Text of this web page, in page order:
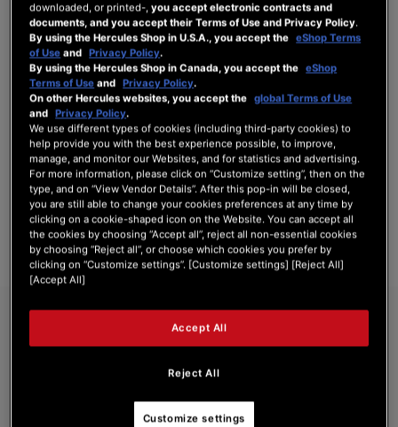
INICIAR SESIÓN
¿Olvidó su contraseña?
NUEVOS CLIENTES
Crear una cuenta tiene muchos beneficios: Pago más rápido, guardar más de una
dirección, seguimiento de pedidos y mucho más.
CREAR UNA CUENTA
downloaded, or printed-,you accept electronic contracts and
documents, and you accept their Terms of Use and Privacy Policy.
By using the Hercules Shop in U.S.A., you accept the eShop Terms
of Use and Privacy Policy.
By using the Hercules Shop in Canada, you accept the eShop
Terms of Use and Privacy Policy.
On other Hercules websites, you accept the global Terms of Use
and Privacy Policy.
We use different types of cookies (including third-party cookies) to
help provide you with the best experience possible, to improve,
manage, and monitor our Websites, and for statistics and advertising.
For more information, please click on “Customize setting”, then on the
type, and on “View Vendor Details”. After this pop-in will be closed,
you are still able to change your cookies preferences at any time by
clicking on a cookie-shaped icon on the Website. You can accept all
the cookies by choosing “Accept all”, reject all non-essential cookies
by choosing “Reject all”, or choose which cookies you prefer by
clicking on “Customize settings”. [Customize settings] [Reject All]
[Accept All]
Reject All
Accept All
Customize settings